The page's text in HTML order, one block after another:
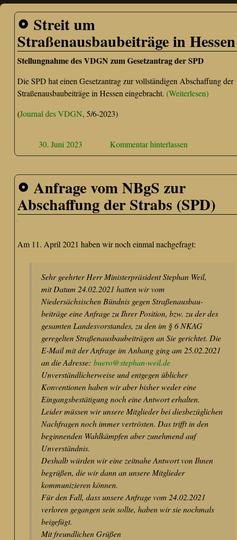
Streit um
Straßenausbaubeiträge in Hessen
Stellungnahme des VDGN zum Gesetzantrag der SPD
Die SPD hat einen Gesetzantrag zur vollständigen Abschaffung der
Straßenausbaubeiträge in Hessen eingebracht. (Weiterlesen)
(Journal des VDGN, 5/6-2023)
30. Juni 2023 Kommentar hinterlassen
Anfrage vom NBgS zur
Abschaffung der Strabs (SPD)
Am 11. April 2021 haben wir noch einmal nachgefragt:
Sehr geehrter Herr Ministerpräsident Stephan Weil,
mit Datum 24.02.2021 hatten wir vom
Niedersächsischen Bündnis gegen Straßenausbau-
beiträge eine Anfrage zu Ihrer Position, bzw. zu der des
gesamten Landesvorstandes, zu den im § 6 NKAG
geregelten Straßenausbaubeiträgen an Sie gerichtet. Die
E-Mail mit der Anfrage im Anhang ging am 25.02.2021
an die Adresse: buero@stephan-weil.de
Unverständlicherweise und entgegen üblicher
Konventionen haben wir aber bisher weder eine
Eingangsbestätigung noch eine Antwort erhalten.
Leider müssen wir unsere Mitglieder bei diesbezüglichen
Nachfragen noch immer vertrösten. Das trifft in den
beginnenden Wahlkämpfen aber zunehmend auf
Unverständnis.
Deshalb würden wir eine zeitnahe Antwort von Ihnen
begrüßen, die wir dann an unsere Mitglieder
kommunizieren können.
Für den Fall, dass unsere Anfrage vom 24.02.2021
verloren gegangen sein sollte, haben wir sie nochmals
beigefügt.
Mit freundlichen Grüßen